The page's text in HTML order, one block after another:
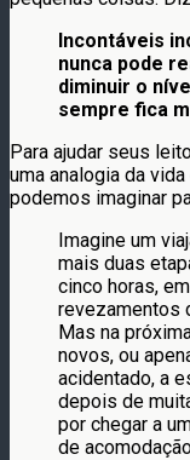
Incontáveis
nunca pode
diminuir o
sempre fica
Para ajudar seus
uma analogia da
podemos imaginar
Imagine um
mais duas
cinco horas,
revezamentos
Mas na
novos, ou
acidentado, a
depois de
por chegar a
de